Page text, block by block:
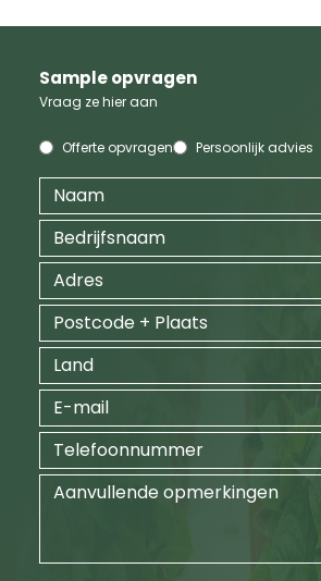
Sample opvragen
Vraag ze hier aan
Offerte opvragen Persoonlijk advies